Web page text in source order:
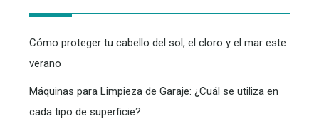
Dreame advierte: no todos los purificadores de aire son
Cómo proteger tu cabello del sol, el cloro y el mar este
verano
Máquinas para Limpieza de Garaje: ¿Cuál se utiliza en
cada tipo de superficie?